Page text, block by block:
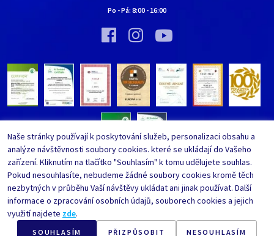
Vinný sklípek EURONA by Cerny
Bylo nebylo…
Upravit nastavení ochrany
Whistleblowing
Po - Pá: 8:00 - 16:00
Naše stránky používají k poskytování služeb, personalizaci obsahu a
analýze návštěvnosti soubory cookies. které se ukládají do Vašeho
zařízení. Kliknutím na tlačítko "Souhlasím" k tomu udělujete souhlas.
Pokud nesouhlasíte, nebudeme žádné soubory cookies kromě těch
nezbytných v průběhu Vaší návštěvy ukládat ani jinak používat. Další
informace o zpracování osobních údajů, souborech cookies a jejich
využití najdete zde.
SOUHLASÍM PŘIZPŮSOBIT NESOUHLASÍM